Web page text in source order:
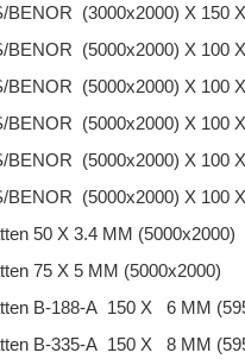
BENOR (3000x2000) X 150
BENOR (5000x2000) X 100
BENOR (5000x2000) X 100
BENOR (5000x2000) X 100
BENOR (5000x2000) X 100
BENOR (5000x2000) X 100
50 X 3.4 MM (5000x2000)
75 X 5 MM (5000x2000)
B-188-A 150 X 6 MM
B-335-A 150 X 8 MM